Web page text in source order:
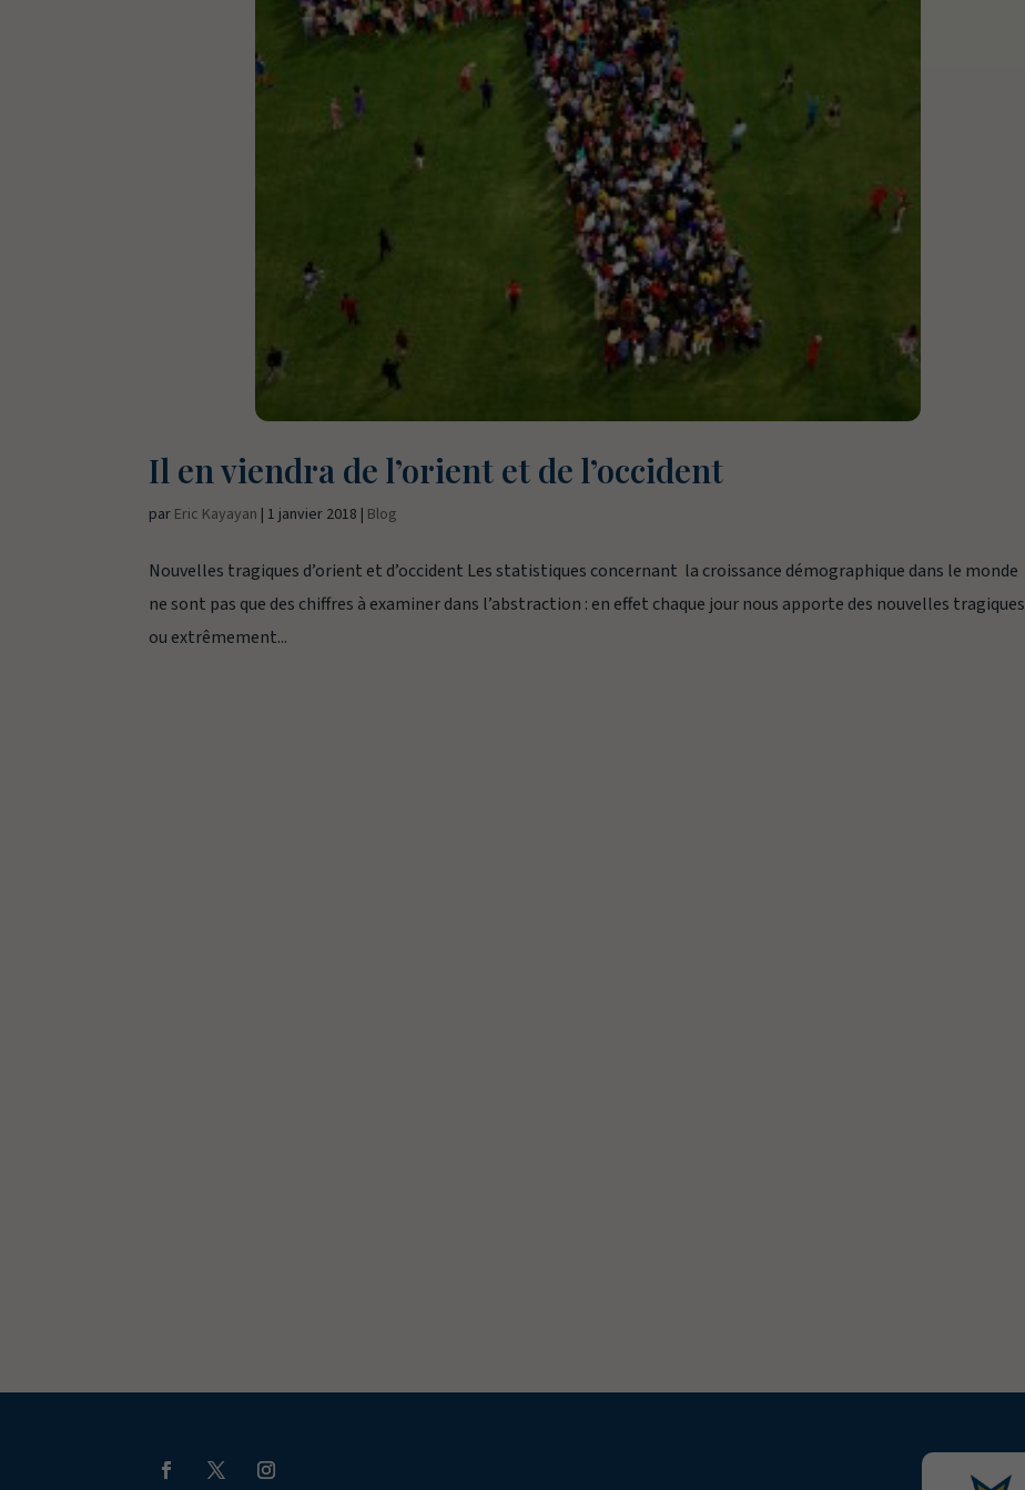
Il en viendra de l’orient et de l’occident
par Eric Kayayan | 1 janvier 2018 | Blog
Nouvelles tragiques d’orient et d’occident Les statistiques concernant la croissance démographique dans le monde
ne sont pas que des chiffres à examiner dans l’abstraction : en effet chaque jour nous apporte des nouvelles tragiques
ou extrêmement...